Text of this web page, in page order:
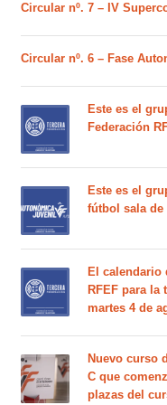
Circular nº. 7 – IV
Circular nº. 6 – Fase
Este es el
Federación
Este es el
fútbol sala de
El calendario
RFEF para la
martes 4 de
Nuevo curso
C que
plazas del